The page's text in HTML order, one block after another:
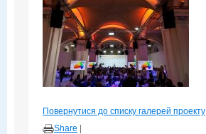
Повернутися до списку галерей проекту
Share